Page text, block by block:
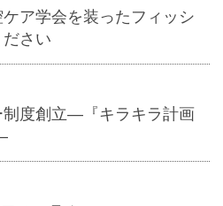
ケア学会を装ったフィッシ
さい
制度創立―『キラキラ計画